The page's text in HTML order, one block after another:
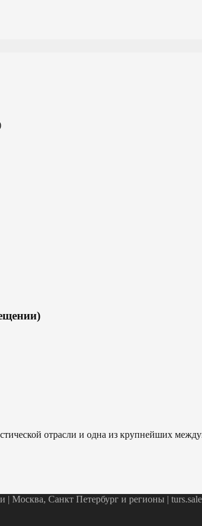
отрасли и одна из крупнейших
Москва, Санкт Петербург и регионы | turs.sale